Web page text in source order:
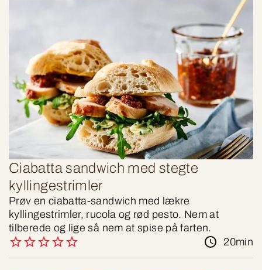
Ciabatta sandwich med stegte
kyllingestrimler
Prøv en ciabatta-sandwich med lækre
kyllingestrimler, rucola og rød pesto. Nem at
tilberede og lige så nem at spise på farten.
20min